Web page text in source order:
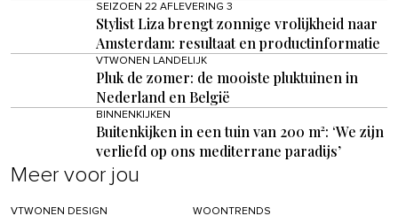
SEIZOEN 22 AFLEVERING 3
Stylist Liza brengt zonnige vrolijkheid naar
Amsterdam: resultaat en productinformatie
VTWONEN LANDELIJK
Pluk de zomer: de mooiste pluktuinen in
Nederland en België
BINNENKIJKEN
Buitenkijken in een tuin van 200 m²: ‘We zijn
verliefd op ons mediterrane paradijs’
Meer voor jou
VTWONEN DESIGN WOONTRENDS